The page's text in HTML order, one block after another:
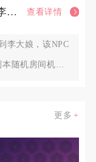
影之刃3游戏中有没有方法可以与李大娘见面 查看详情
李大娘，该NPC
随机房间机制
更多